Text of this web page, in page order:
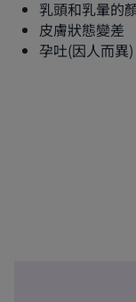
乳頭和乳暈的
皮膚狀態變差
孕吐(因人而異)